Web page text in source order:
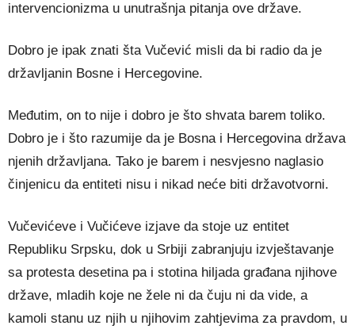
intervencionizma u unutrašnja pitanja ove države.
Dobro je ipak znati šta Vučević misli da bi radio da je
državljanin Bosne i Hercegovine.
Međutim, on to nije i dobro je što shvata barem toliko.
Dobro je i što razumije da je Bosna i Hercegovina država
njenih državljana. Tako je barem i nesvjesno naglasio
činjenicu da entiteti nisu i nikad neće biti državotvorni.
Vučevićeve i Vučićeve izjave da stoje uz entitet
Republiku Srpsku, dok u Srbiji zabranjuju izvještavanje
sa protesta desetina pa i stotina hiljada građana njihove
države, mladih koje ne žele ni da čuju ni da vide, a
kamoli stanu uz njih u njihovim zahtjevima za pravdom, u